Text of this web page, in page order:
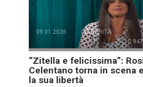
09.01.2026
CELEBRITÀ
“Zitella e felicissima”:
Celentano torna in scena
la sua libertà